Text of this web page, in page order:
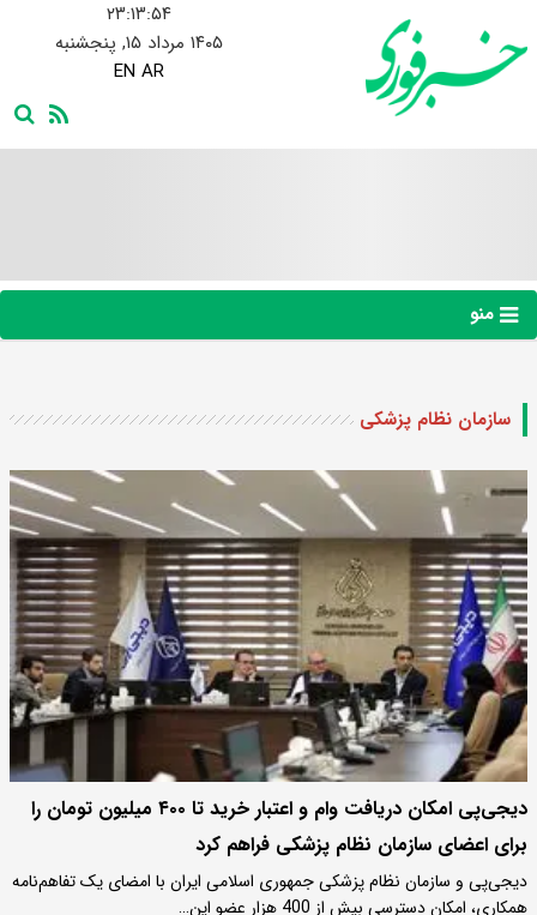
۲۳:۱۳:۵۵
۱۴۰۵ مرداد ۱۵, پنجشنبه
EN AR
منو
سازمان نظام پزشکی
دیجی‌پی امکان دریافت وام و اعتبار خرید تا ۴۰۰ میلیون تومان را
برای اعضای سازمان نظام پزشکی فراهم کرد
دیجی‌پی و سازمان نظام پزشکی جمهوری اسلامی ایران با امضای یک تفاهم‌نامه
همکاری، امکان دسترسی بیش از 400 هزار عضو این…